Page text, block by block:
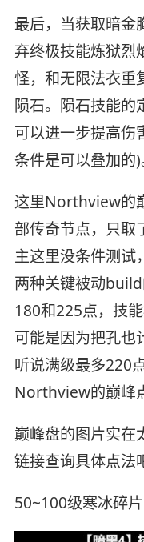
最后，当获取暗金
弃终极技能炼狱烈
怪，和无限法衣重
陨石。陨石技能的
可以进一步提高伤
条件是可以叠加的)
这里Northview的
部传奇节点，只取
主这里没条件测试
两种关键被动
180和225点，技
可能是因为把孔也
听说满级最多220
Northview的巅峰
巅峰盘的图片实在
链接查询具体点法
50~100级寒冰碎